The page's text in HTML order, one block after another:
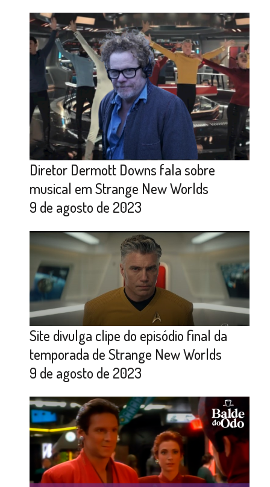
Diretor Dermott Downs fala sobre
musical em Strange New Worlds
9 de agosto de 2023
Site divulga clipe do episódio final da
temporada de Strange New Worlds
9 de agosto de 2023